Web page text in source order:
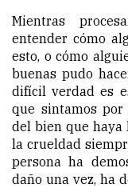
Mientras
entender cómo
esto, o cómo
buenas pudo
difícil verdad es
que sintamos por
del bien que haya
la crueldad
persona ha
daño una vez, ha